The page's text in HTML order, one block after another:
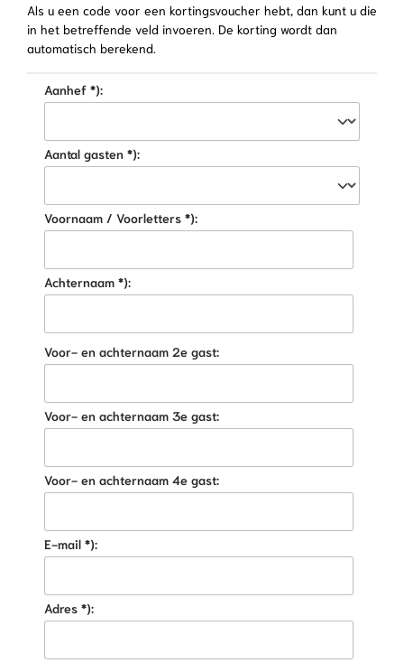
Als u een code voor een kortingsvoucher hebt, dan kunt u die
in het betreffende veld invoeren. De korting wordt dan
automatisch berekend.
Aanhef *):
Aantal gasten *):
Voornaam / Voorletters *):
Achternaam *):
Voor- en achternaam 2e gast:
Voor- en achternaam 3e gast:
Voor- en achternaam 4e gast:
E-mail *):
Adres *):